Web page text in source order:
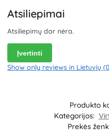
Atsiliepimai
Atsiliepimų dar nėra.
Įvertinti
Show only reviews in Lietuvių
Produkto
Kategorijos:
Prekės